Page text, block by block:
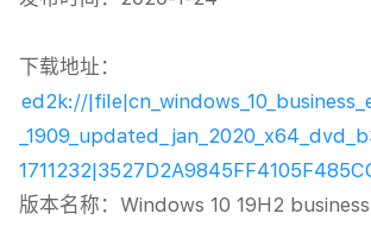
下载地址：
ed2k://
版本名称：Windows 10 19H2